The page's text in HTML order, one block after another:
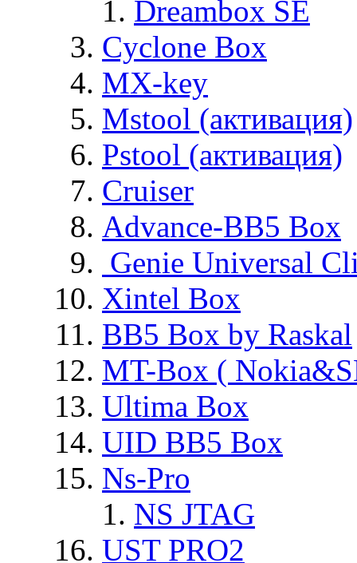
Dreambox SE
Cyclone Box
MX-key
Mstool (активация)
Pstool (активация)
Cruiser
Advance-BB5 Box
Genie Universal
Xintel Box
BB5 Box by Raskal
MT-Box (
Ultima Box
UID BB5 Box
Ns-Pro
NS JTAG
UST PRO2